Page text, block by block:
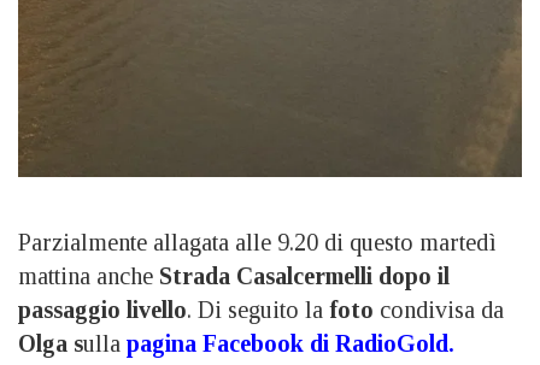
Parzialmente allagata alle 9.20 di questo martedì
mattina anche Strada Casalcermelli dopo il
passaggio livello. Di seguito la foto condivisa da
Olga sulla pagina Facebook di RadioGold.